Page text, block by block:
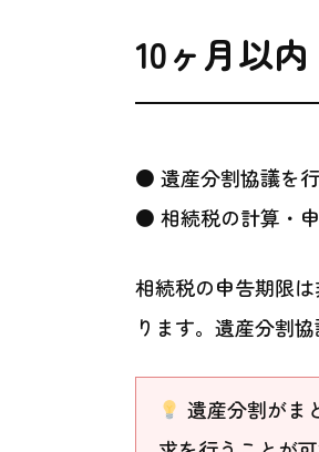
10ヶ月以
● 遺産分割協議を
● 相続税の計算・申
相続税の申告期限
ります。遺産分割
遺産分割がま